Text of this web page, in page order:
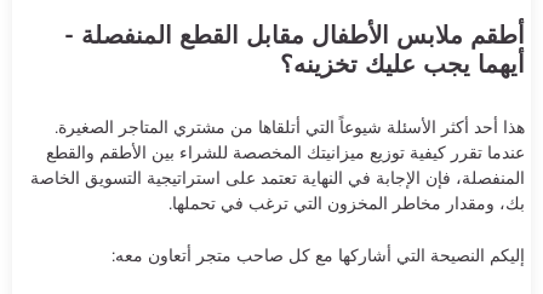
أطقم ملابس الأطفال مقابل القطع المنفصلة -
أيهما يجب عليك تخزينه؟
هذا أحد أكثر الأسئلة شيوعاً التي أتلقاها من مشتري المتاجر الصغيرة.
عندما تقرر كيفية توزيع ميزانيتك المخصصة للشراء بين الأطقم والقطع
المنفصلة، فإن الإجابة في النهاية تعتمد على استراتيجية التسويق الخاصة
بك، ومقدار مخاطر المخزون التي ترغب في تحملها.
إليكم النصيحة التي أشاركها مع كل صاحب متجر أتعاون معه: